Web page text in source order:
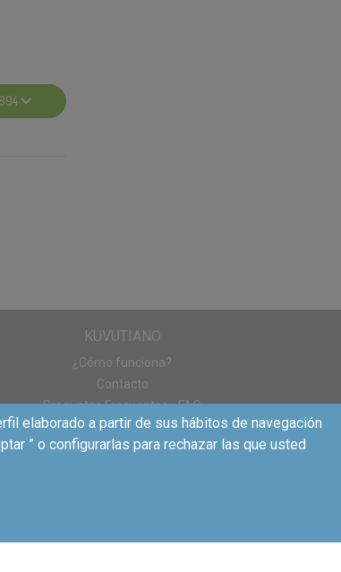
KUVUTIANO
¿Cómo funciona?
Contacto
Preguntas Frecuentes - FAQ
elaborado a partir de sus hábitos de navegación
” o configurarlas para rechazar las que usted